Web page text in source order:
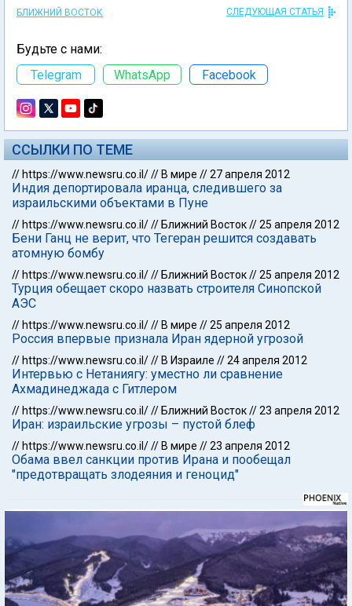
БЛИЖНИЙ ВОСТОК СЛЕДУЮЩАЯ СТАТЬЯ
Будьте с нами:
Telegram
WhatsApp Facebook
ССЫЛКИ ПО ТЕМЕ
// https://www.newsru.co.il/// В мире //27 апреля 2012
Индия депортировала иранца, следившего за
израильскими объектами в Пуне
// https://www.newsru.co.il/// Ближний Восток//25 апреля 2012
Бени Ганц не верит, что Тегеран решится создавать
атомную бомбу
// https://www.newsru.co.il/// Ближний Восток//25 апреля 2012
Турция обещает скоро назвать строителя Синопской
АЭС
// https://www.newsru.co.il/// В мире //25 апреля 2012
Россия впервые признала Иран ядерной угрозой
// https://www.newsru.co.il/// В Израиле //24 апреля 2012
Интервью с Нетаниягу: уместно ли сравнение
Ахмадинеджада с Гитлером
// https://www.newsru.co.il/// Ближний Восток//23 апреля 2012
Иран: израильские угрозы – пустой блеф
// https://www.newsru.co.il/// В мире //23 апреля 2012
Обама ввел санкции против Ирана и пообещал
"предотвращать злодеяния и геноцид"